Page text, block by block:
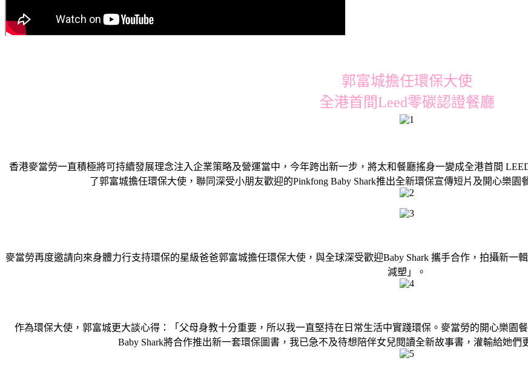
郭富城擔任環保大使
全港首間Leed零碳認證餐廳
香港麥當勞一直積極將可持續發展理念注入企業策略及營運當中，今年跨出新一步，將太和餐廳搖身一變成全港首間
了郭富城擔任環保大使，聯同深受小朋友歡迎的Pinkfong Baby Shark推出全新環保宣傳短片及開心樂
麥當勞再度邀請向來身體力行支持環保的星級爸爸郭富城擔任環保大使，與全球深受歡迎Baby Shark 攜手合作，拍攝新一
減塑」。
作為環保大使，郭富城更大談心得：「父母身教十分重要，所以我一直堅持在日常生活中實踐環保。麥當勞的開心樂園
Baby Shark將合作推出新一套環保圖書，我已急不及待想陪伴女兒閱讀全新故事書，灌輸給她們